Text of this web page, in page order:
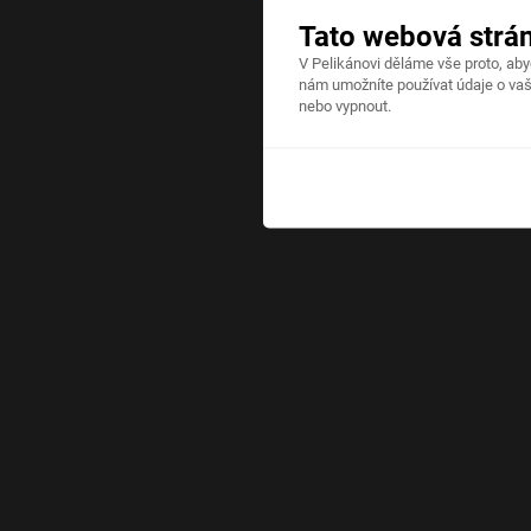
Tato webová
V Pelikánovi děláme vše proto,
nám umožníte používat údaje o
nebo vypnout.